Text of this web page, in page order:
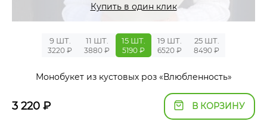
Купить в один клик
9 ШТ.
3220 ₽
11 ШТ.
3880 ₽
15 ШТ.
5190 ₽
19 ШТ.
6520 ₽
25 ШТ.
8490 ₽
Монобукет из кустовых роз «Влюбленность»
3 220 ₽ В КОРЗИНУ